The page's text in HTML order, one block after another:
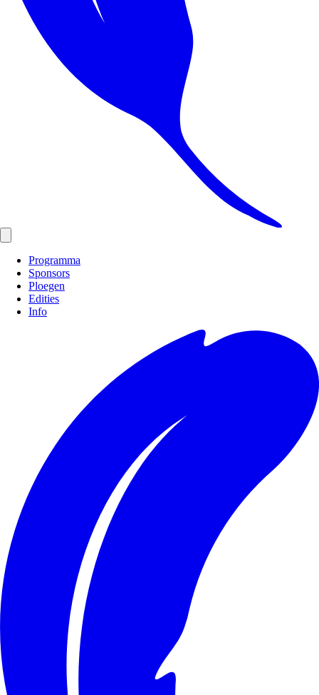
Programma
Sponsors
Ploegen
Edities
Info